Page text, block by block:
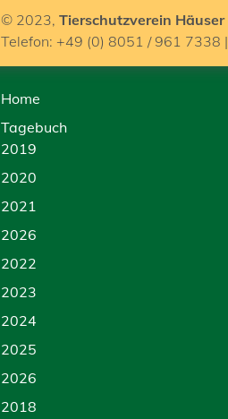
© 2023, Tierschutzverein
Telefon: +49 (0) 8051 / 961 7338
Home
Tagebuch
2019
2020
2021
2026
2022
2023
2024
2025
2026
2018